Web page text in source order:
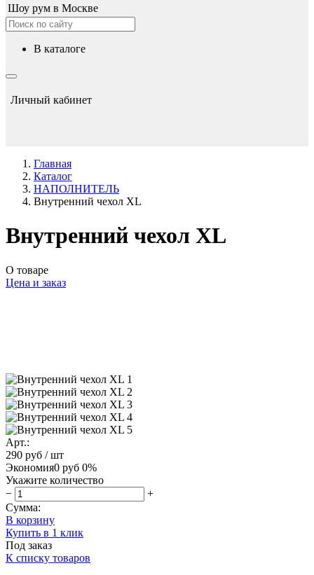
Шоу рум в Москве
в каталоге
Личный кабинет
Главная
Каталог
НАПОЛНИТЕЛЬ
Внутренний чехол XL
Внутренний чехол XL
О товаре
Цена и заказ
Арт.:
290 руб / шт
Экономия0 руб 0%
Укажите количество
−
+
Сумма:
В корзину
Купить в 1 клик
Под заказ
К списку товаров